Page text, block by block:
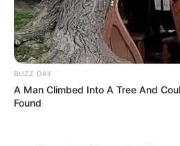
BUZZ DAY
A Man Climbed Into A Tree And
Found